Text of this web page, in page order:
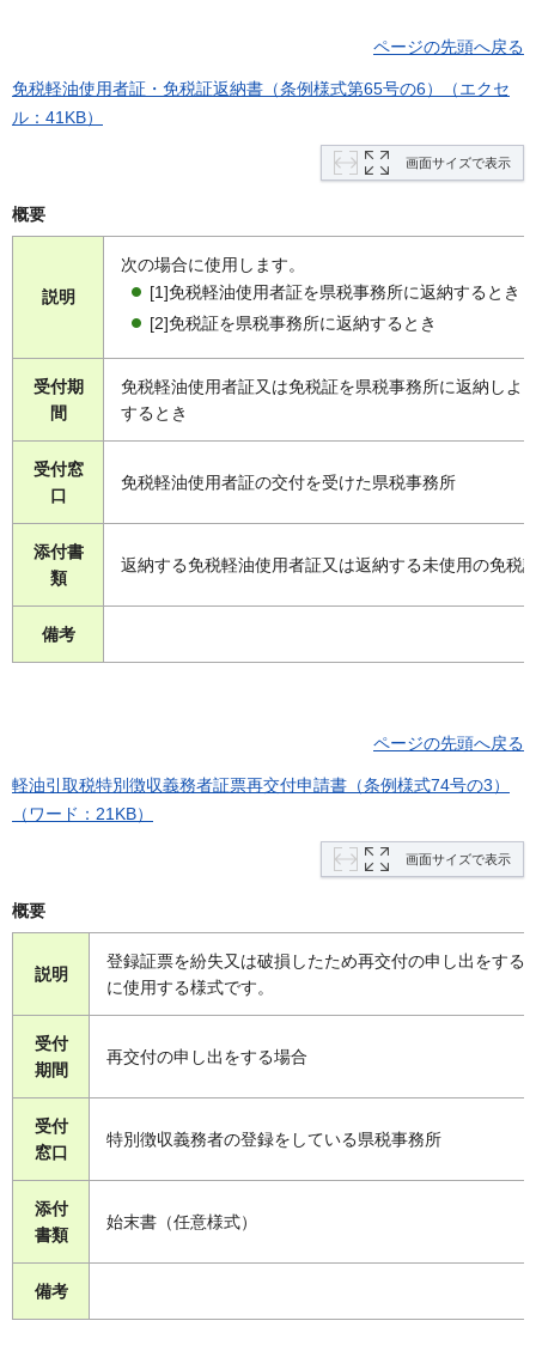
ページの先頭へ戻る
免税軽油使用者証・免税証返納書（条例様式第65号の6）（エクセ
ル：41KB）
画面サイズで表示
概要
説明
次の場合に使用します。
[1]免税軽油使用者証を県税事務所に返納するとき
[2]免税証を県税事務所に返納するとき
受付期
間
免税軽油使用者証又は免税証を県税事務所に返納しよ
するとき
受付窓
口
免税軽油使用者証の交付を受けた県税事務所
添付書
類
返納する免税軽油使用者証又は返納する未使用の免税
備考
ページの先頭へ戻る
軽油引取税特別徴収義務者証票再交付申請書（条例様式74号の3）
（ワード：21KB）
画面サイズで表示
概要
説明
登録証票を紛失又は破損したため再交付の申し出をする
に使用する様式です。
受付
期間
再交付の申し出をする場合
受付
窓口
特別徴収義務者の登録をしている県税事務所
添付
書類
始末書（任意様式）
備考